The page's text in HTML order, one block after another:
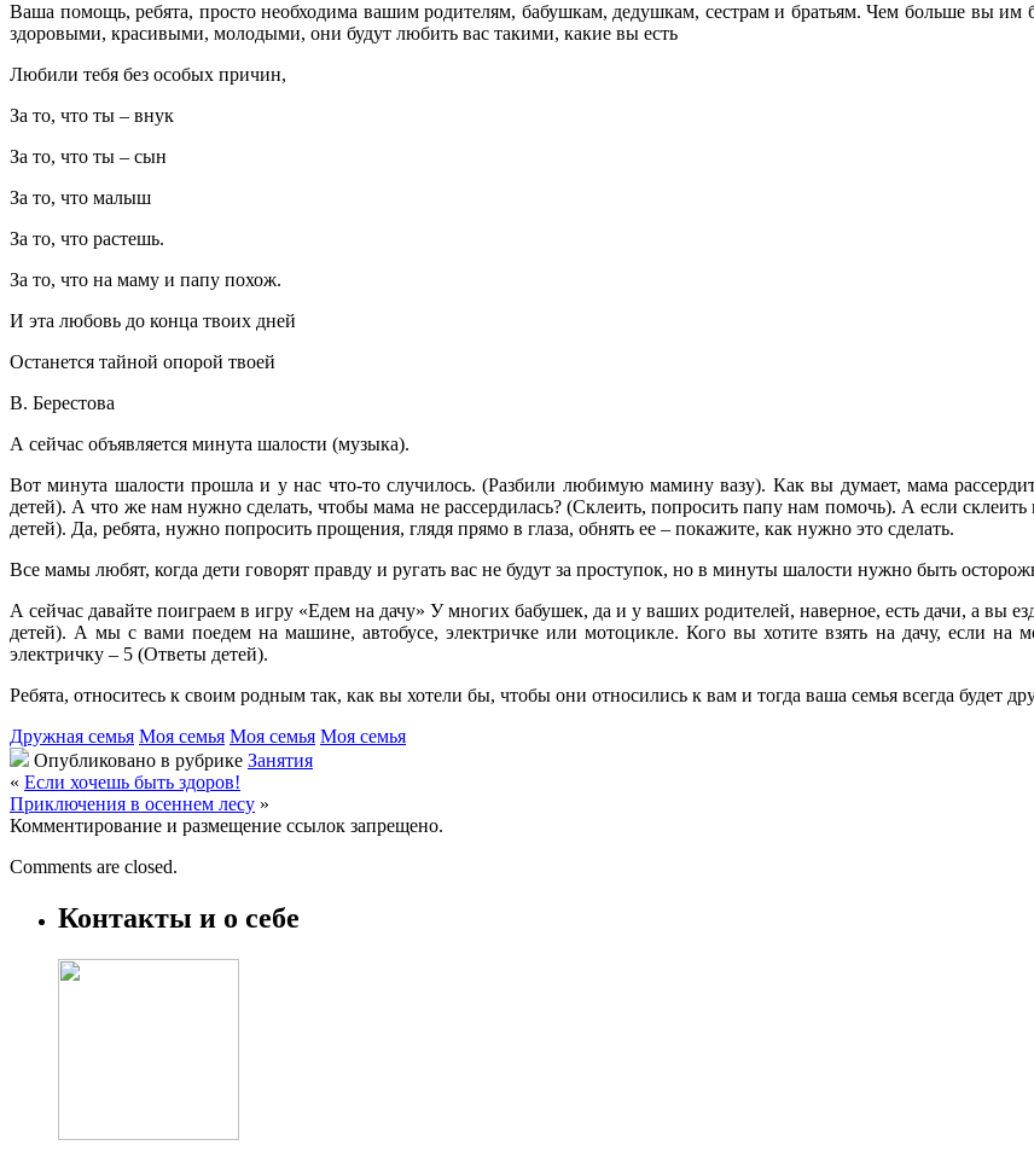
Ваша помощь, ребята, просто необходима вашим родителям, бабушкам, дедушкам, сестрам и братьям. Чем больше вы им
здоровыми, красивыми, молодыми, они будут любить вас такими, какие вы есть
Любили тебя без особых причин,
За то, что ты – внук
За то, что ты – сын
За то, что малыш
За то, что растешь.
За то, что на маму и папу похож.
И эта любовь до конца твоих дней
Останется тайной опорой твоей
В. Берестова
А сейчас объявляется минута шалости (музыка).
Вот минута шалости прошла и у нас что-то случилось. (Разбили любимую мамину вазу). Как вы думает, мама
детей). А что же нам нужно сделать, чтобы мама не рассердилась? (Склеить, попросить папу нам помочь). А если
детей). Да, ребята, нужно попросить прощения, глядя прямо в глаза, обнять ее – покажите, как нужно это сделать.
Все мамы любят, когда дети говорят правду и ругать вас не будут за проступок, но в минуты шалости нужно быть
А сейчас давайте поиграем в игру «Едем на дачу» У многих бабушек, да и у ваших родителей, наверное, есть дачи, а вы
детей). А мы с вами поедем на машине, автобусе, электричке или мотоцикле. Кого вы хотите взять на дачу, если на
электричку – 5 (Ответы детей).
Ребята, относитесь к своим родным так, как вы хотели бы, чтобы они относились к вам и тогда ваша семья всегда будет
Дружная семья Моя семья Моя семья Моя семья
Опубликовано в рубрике Занятия
« Если хочешь быть здоров!
Приключения в осеннем лесу »
Комментирование и размещение ссылок запрещено.
Comments are closed.
Контакты и о себе